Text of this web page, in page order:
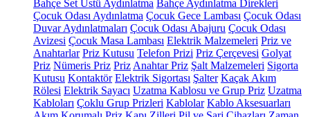
Bahçe Set Üstü Aydınlatma Bahçe Aydınlatma Direkleri
Çocuk Odası Aydınlatma Çocuk Gece Lambası Çocuk Odası
Duvar Aydınlatmaları Çocuk Odası Abajuru Çocuk Odası
Avizesi Çocuk Masa Lambası Elektrik Malzemeleri Priz ve
Anahtarlar Priz Kutusu Telefon Prizi Priz Çerçevesi Golyat
Priz Nümeris Priz Priz Anahtar Priz Şalt Malzemeleri Sigorta
Kutusu Kontaktör Elektrik Sigortası Şalter Kaçak Akım
Rölesi Elektrik Sayacı Uzatma Kablosu ve Grup Priz Uzatma
Kabloları Çoklu Grup Prizleri Kablolar Kablo Aksesuarları